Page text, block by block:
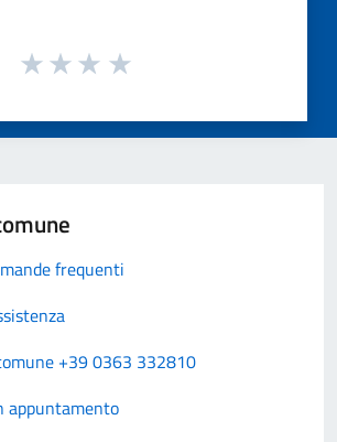
frequenti
+39 0363 332810
appuntamento